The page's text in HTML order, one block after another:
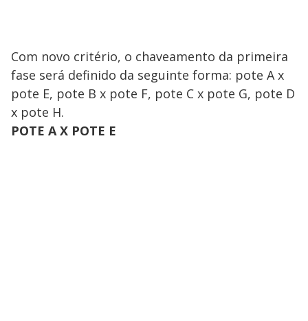
Com novo critério, o chaveamento da primeira
fase será definido da seguinte forma: pote A x
pote E, pote B x pote F, pote C x pote G, pote D
x pote H.
POTE A X POTE E